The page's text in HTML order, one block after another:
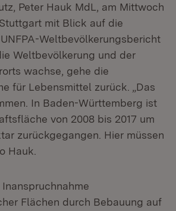
Peter Hauk MdL, am Mittwoch
mit Blick auf die
Weltbevölkerungsbericht
Weltbevölkerung und der
wachse, gehe die
für Lebensmittel zurück. „Das
In Baden-Württemberg ist
von 2008 bis 2017 um
zurückgegangen. Hier müssen
Hauk.
Inanspruchnahme
Flächen durch Bebauung auf